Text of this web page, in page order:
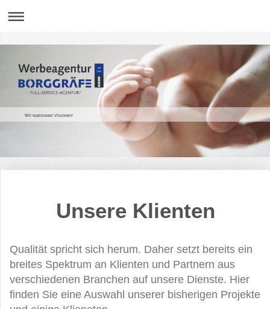
Wir realisieren Visionen!
Unsere Klienten
Qualität spricht sich herum. Daher setzt bereits ein
breites Spektrum an Klienten und Partnern aus
verschiedenen Branchen auf unsere Dienste. Hier
finden Sie eine Auswahl unserer bisherigen Projekte